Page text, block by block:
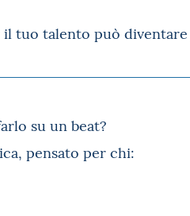
tuo talento può
su un beat?
pensato per chi: